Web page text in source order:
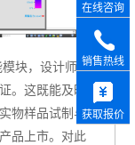
块，设计师可
。这既能及时
物样品试制与
品上市。对此
在线咨询
销售热线
获取报价